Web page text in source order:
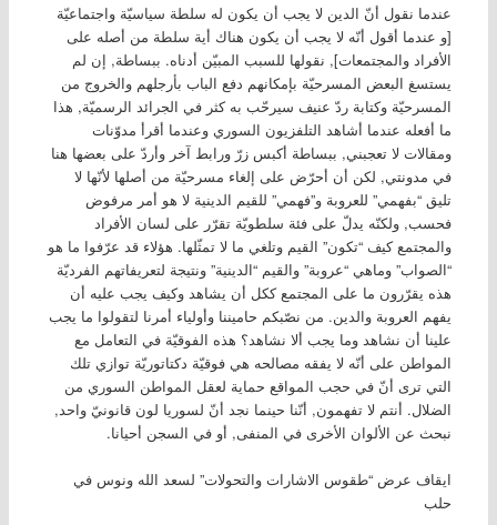
عندما نقول أنّ الدين لا يجب أن يكون له سلطة سياسيّة واجتماعيّة
[و عندما أقول أنّه لا يجب أن يكون هناك أية سلطة من أصله على
الأفراد والمجتمعات], نقولها للسبب المبيّن أدناه. ببساطة, إن لم
يستسغ البعض المسرحيّة بإمكانهم دفع الباب بأرجلهم والخروج من
المسرحيّة وكتابة ردّ عنيف سيرحّب به كثر في الجرائد الرسميّة, هذا
ما أفعله عندما أشاهد التلفزيون السوري وعندما أقرأ مدوّنات
ومقالات لا تعجبني, ببساطة أكبس زرّ ورابط آخر وأردّ على بعضها هنا
في مدونتي, لكن أن أحرّض على إلغاء مسرحيّة من أصلها لأنّها لا
تليق “بفهمي” للعروبة و”فهمي” للقيم الدينية لا هو أمر مرفوض
فحسب, ولكنّه يدلّ على فئة سلطويّة تقرّر على لسان الأفراد
والمجتمع كيف “تكون” القيم وتلغي ما لا تمثّلها. هؤلاء قد عرّفوا ما هو
“الصواب” وماهي “عروبة” والقيم “الدينية” ونتيجة لتعريفاتهم الفرديّة
هذه يقرّرون ما على المجتمع ككل أن يشاهد وكيف يجب عليه أن
يفهم العروبة والدين. من نصّبكم حاميننا وأولياء أمرنا لتقولوا ما يجب
علينا أن نشاهد وما يجب ألا نشاهد؟ هذه الفوقيّة في التعامل مع
المواطن على أنّه لا يفقه مصالحه هي فوقيّة دكتاتوريّة توازي تلك
التي ترى أنّ في حجب المواقع حماية لعقل المواطن السوري من
الضلال. أنتم لا تفهمون, أنّنا حينما نجد أنّ لسوريا لون قانونيّ واحد,
نبحث عن الألوان الأخرى في المنفى, أو في السجن أحيانا.
ايقاف عرض “طقوس الاشارات والتحولات” لسعد الله ونوس في
حلب